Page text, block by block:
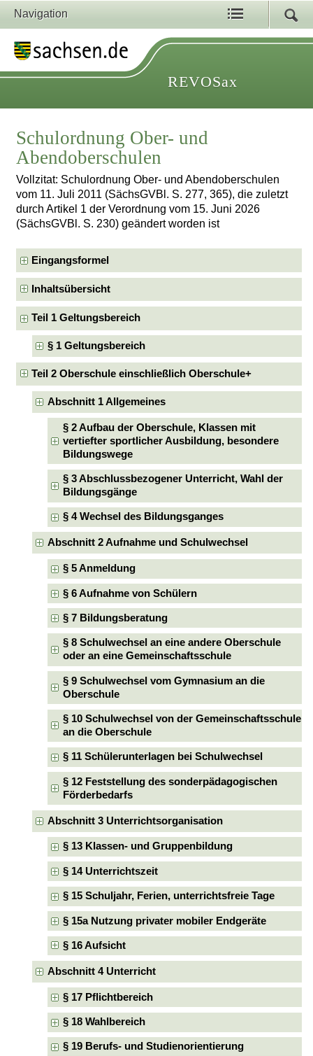
Navigation
REVOSax
Schulordnung Ober- und
Abendoberschulen
Vollzitat: Schulordnung Ober- und Abendoberschulen
vom 11. Juli 2011 (SächsGVBl. S. 277, 365), die zuletzt
durch Artikel 1 der Verordnung vom 15. Juni 2026
(SächsGVBl. S. 230) geändert worden ist
Eingangsformel
Inhaltsübersicht
Teil 1 Geltungsbereich
§ 1 Geltungsbereich
Teil 2 Oberschule einschließlich Oberschule+
Abschnitt 1 Allgemeines
§ 2 Aufbau der Oberschule, Klassen mit
vertiefter sportlicher Ausbildung, besondere
Bildungswege
§ 3 Abschlussbezogener Unterricht, Wahl der
Bildungsgänge
§ 4 Wechsel des Bildungsganges
Abschnitt 2 Aufnahme und Schulwechsel
§ 5 Anmeldung
§ 6 Aufnahme von Schülern
§ 7 Bildungsberatung
§ 8 Schulwechsel an eine andere Oberschule
oder an eine Gemeinschaftsschule
§ 9 Schulwechsel vom Gymnasium an die
Oberschule
§ 10 Schulwechsel von der Gemeinschaftsschule
an die Oberschule
§ 11 Schülerunterlagen bei Schulwechsel
§ 12 Feststellung des sonderpädagogischen
Förderbedarfs
Abschnitt 3 Unterrichtsorganisation
§ 13 Klassen- und Gruppenbildung
§ 14 Unterrichtszeit
§ 15 Schuljahr, Ferien, unterrichtsfreie Tage
§ 15a Nutzung privater mobiler Endgeräte
§ 16 Aufsicht
Abschnitt 4 Unterricht
§ 17 Pflichtbereich
§ 18 Wahlbereich
§ 19 Berufs- und Studienorientierung